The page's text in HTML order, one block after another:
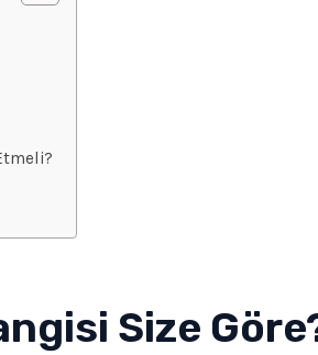
Size